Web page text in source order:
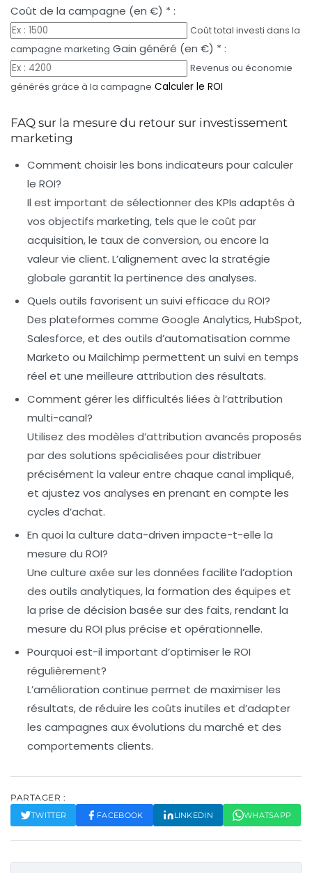
Coût de la campagne (en €) * :
Coût total investi dans la
campagne marketing Gain généré (en €) * :
Revenus ou économie
générés grâce à la campagne Calculer le ROI
FAQ sur la mesure du retour sur investissement
marketing
Comment choisir les bons indicateurs pour calculer
le ROI?
Il est important de sélectionner des KPIs adaptés à
vos objectifs marketing, tels que le coût par
acquisition, le taux de conversion, ou encore la
valeur vie client. L’alignement avec la stratégie
globale garantit la pertinence des analyses.
Quels outils favorisent un suivi efficace du ROI?
Des plateformes comme Google Analytics, HubSpot,
Salesforce, et des outils d’automatisation comme
Marketo ou Mailchimp permettent un suivi en temps
réel et une meilleure attribution des résultats.
Comment gérer les difficultés liées à l’attribution
multi-canal?
Utilisez des modèles d’attribution avancés proposés
par des solutions spécialisées pour distribuer
précisément la valeur entre chaque canal impliqué,
et ajustez vos analyses en prenant en compte les
cycles d’achat.
En quoi la culture data-driven impacte-t-elle la
mesure du ROI?
Une culture axée sur les données facilite l’adoption
des outils analytiques, la formation des équipes et
la prise de décision basée sur des faits, rendant la
mesure du ROI plus précise et opérationnelle.
Pourquoi est-il important d’optimiser le ROI
régulièrement?
L’amélioration continue permet de maximiser les
résultats, de réduire les coûts inutiles et d’adapter
les campagnes aux évolutions du marché et des
comportements clients.
PARTAGER :
TWITTER FACEBOOK LINKEDIN WHATSAPP